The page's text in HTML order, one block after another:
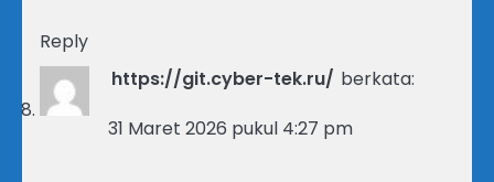
Reply
https://git.cyber-tek.ru/ berkata:
31 Maret 2026 pukul 4:27 pm